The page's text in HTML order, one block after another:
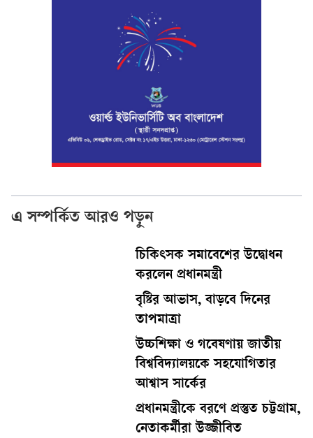
এ সম্পর্কিত আরও পড়ুন
চিকিৎসক সমাবেশের উদ্বোধন
করলেন প্রধানমন্ত্রী
বৃষ্টির আভাস, বাড়বে দিনের
তাপমাত্রা
উচ্চশিক্ষা ও গবেষণায় জাতীয়
বিশ্ববিদ্যালয়কে সহযোগিতার
আশ্বাস সার্কের
প্রধানমন্ত্রীকে বরণে প্রস্তুত চট্টগ্রাম,
নেতাকর্মীরা উজ্জীবিত